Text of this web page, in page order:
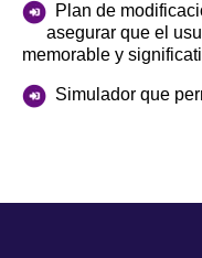
Plan de
asegurar que el
memorable y
Simulador que